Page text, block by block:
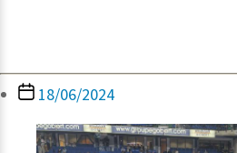
Berichtdatum
18/06/2024